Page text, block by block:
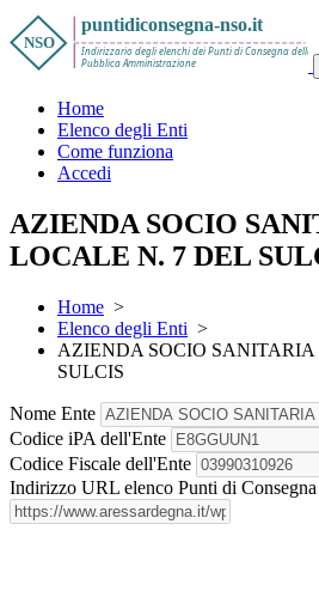
Home
Elenco degli Enti
Come funziona
Accedi
AZIENDA SOCIO
LOCALE N. 7 DEL
Home >
Elenco degli Enti >
AZIENDA SOCIO
SULCIS
Nome Ente
Codice iPA dell'Ente
Codice Fiscale dell'Ente
Indirizzo URL elenco Punti di Consegna